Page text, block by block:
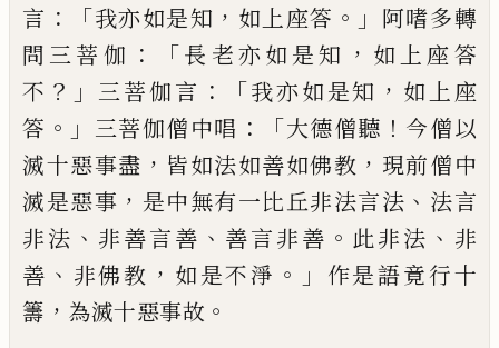
言 ：「我亦如是知 ， 如上座答 。」 阿嗜多轉
問三菩伽 ：「長老亦如是知 ， 如上座答
不 ？」 三菩伽言 ： 「我亦如是知 ， 如上座
答 。」 三菩伽僧中唱 ：「大德僧聽 ！ 今僧以
滅十惡事盡 ， 皆如法如善如佛教 ， 現前僧中
滅是惡事 ， 是中無有一比丘非法言法 、 法言
非法 、 非善言善 、 善言非善 。 此非法 、 非
善 、 非佛教 ， 如是不淨 。」 作是語竟行十
籌 ， 為滅十惡事故 。